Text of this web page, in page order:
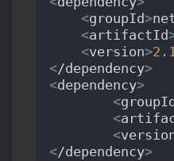
<groupId >
<artifactId
<version>
</dependency>
<dependency>
<groupId
<
<
</dependency>